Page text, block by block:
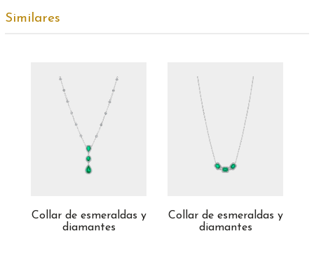
Similares
Collar de esmeraldas y
diamantes
Collar de esmeraldas y
diamantes